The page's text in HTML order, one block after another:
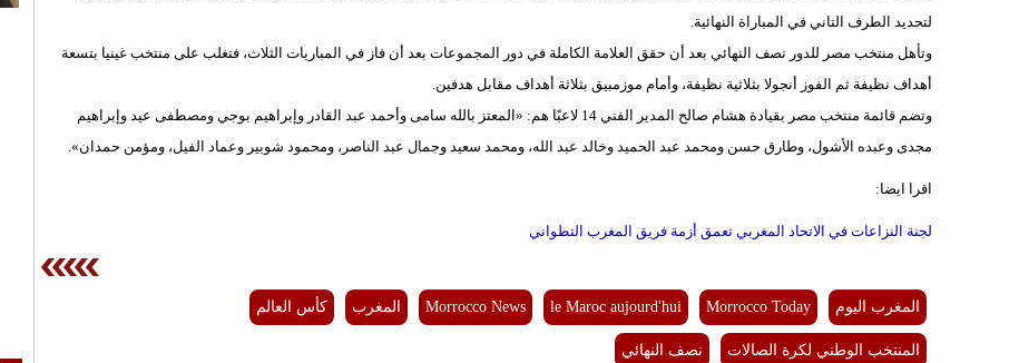
لتحديد الطرف التاني في المباراة النهائية.
وتأهل منتخب مصر للدور نصف النهائي بعد أن حقق العلامة الكاملة في دور المجموعات بعد أن فاز في المباريات الثلاث، فتغلب على منتخب غينيا بتسعة
أهداف نظيفة ثم الفوز أنجولا بثلاثية نظيفة، وأمام موزمبيق بثلاثة أهداف مقابل هدفين.
وتضم قائمة منتخب مصر بقيادة هشام صالح المدير الفني 14 لاعبًا هم: «المعتز بالله سامى وأحمد عبد القادر وإبراهيم بوجي ومصطفى عيد وإبراهيم
مجدى وعبده الأشول، وطارق حسن ومحمد عبد الحميد وخالد عبد الله، ومحمد سعيد وجمال عبد الناصر، ومحمود شوبير وعماد الفيل، ومؤمن حمدان».
اقرا ايضا:
لجنة النزاعات في الاتحاد المغربي تعمق أزمة فريق المغرب التطواني
المغرب اليوم Morrocco Today
le Maroc aujourd'hui
Morrocco News المغرب كأس العالم
المنتخب الوطني لكرة الصالات نصف النهائي